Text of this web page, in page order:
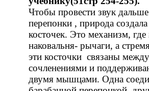
Чтобы провести звук
перепонки , природа
косточек. Это механизм,
наковальня- рычаги, а
эти косточки связаны
сочленениями и
двумя мышцами. Одна